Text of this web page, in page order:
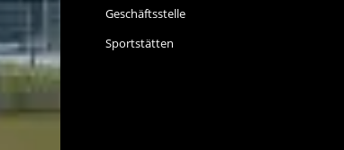
Geschäftsstelle
Sportstätten